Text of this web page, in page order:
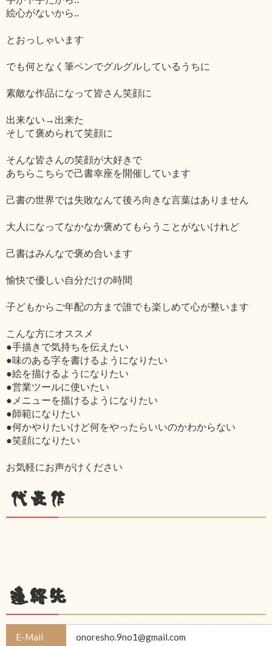
絵心がないから‥
とおっしゃいます
でも何となく筆ペンでグルグルしているうちに
素敵な作品になって皆さん笑顔に
出来ない→出来た
そして褒められて笑顔に
そんな皆さんの笑顔が大好きで
あちらこちらで己書幸座を開催しています
己書の世界では失敗なんて後ろ向きな言葉はありません
大人になってなかなか褒めてもらうことがないけれど
己書はみんなで褒め合います
愉快で優しい自分だけの時間
子どもからご年配の方まで誰でも楽しめて心が整います
こんな方にオススメ
●手描きで気持ちを伝えたい
●味のある字を書けるようになりたい
●絵を描けるようになりたい
●営業ツールに使いたい
●メニューを描けるようになりたい
●師範になりたい
●何かやりたいけど何をやったらいいのかわからない
●笑顔になりたい
お気軽にお声がけください
代表作
連絡先
E-Mail onoresho.9no1@gmail.com